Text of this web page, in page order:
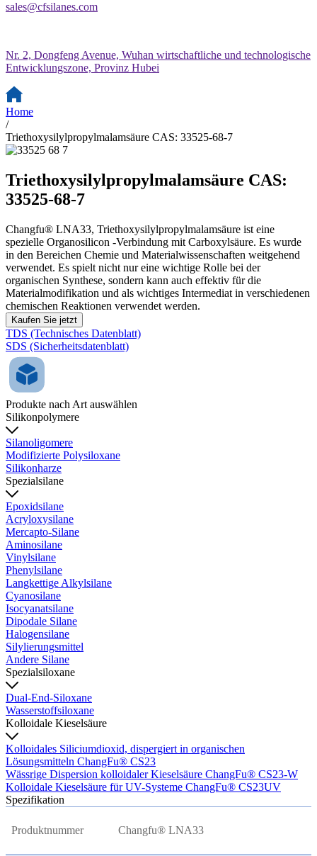
sales@cfsilanes.com
Nr. 2, Dongfeng Avenue, Wuhan wirtschaftliche und technologische
Entwicklungszone, Provinz Hubei
Home
/
Triethoxysilylpropylmalamsäure CAS: 33525-68-7
Triethoxysilylpropylmalamsäure CAS:
33525-68-7
Changfu® LNA33, Triethoxysilylpropylmalamsäure ist eine
spezielle Organosilicon -Verbindung mit Carboxylsäure. Es wurde
in den Bereichen Chemie und Materialwissenschaften weitgehend
verwendet. Es spielt nicht nur eine wichtige Rolle bei der
organischen Synthese, sondern kann auch effektiv für die
Materialmodifikation und als wichtiges Intermediat in verschiedenen
chemischen Reaktionen verwendet werden.
Kaufen Sie jetzt
TDS (Technisches Datenblatt)
SDS (Sicherheitsdatenblatt)
Produkte nach Art auswählen
Silikonpolymere
Silanoligomere
Modifizierte Polysiloxane
Silikonharze
Spezialsilane
Epoxidsilane
Acryloxysilane
Mercapto-Silane
Aminosilane
Vinylsilane
Phenylsilane
Langkettige Alkylsilane
Cyanosilane
Isocyanatsilane
Dipodale Silane
Halogensilane
Silylierungsmittel
Andere Silane
Spezialsiloxane
Dual-End-Siloxane
Wasserstoffsiloxane
Kolloidale Kieselsäure
Kolloidales Siliciumdioxid, dispergiert in organischen
Lösungsmitteln ChangFu® CS23
Wässrige Dispersion kolloidaler Kieselsäure ChangFu® CS23-W
Kolloidale Kieselsäure für UV-Systeme ChangFu® CS23UV
Spezifikation
Produktnummer Changfu® LNA33